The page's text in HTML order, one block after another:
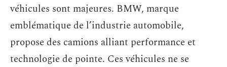
véhicules sont majeures. BMW, marque
emblématique de l’industrie automobile,
propose des camions alliant performance et
technologie de pointe. Ces véhicules ne se